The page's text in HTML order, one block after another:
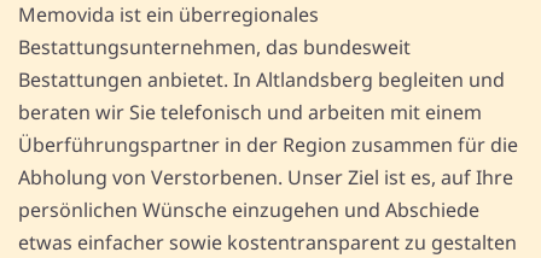
Memovida ist ein überregionales
Bestattungsunternehmen, das bundesweit
Bestattungen anbietet. In Altlandsberg begleiten und
beraten wir Sie telefonisch und arbeiten mit einem
Überführungspartner in der Region zusammen für die
Abholung von Verstorbenen. Unser Ziel ist es, auf Ihre
persönlichen Wünsche einzugehen und Abschiede
etwas einfacher sowie kostentransparent zu gestalten